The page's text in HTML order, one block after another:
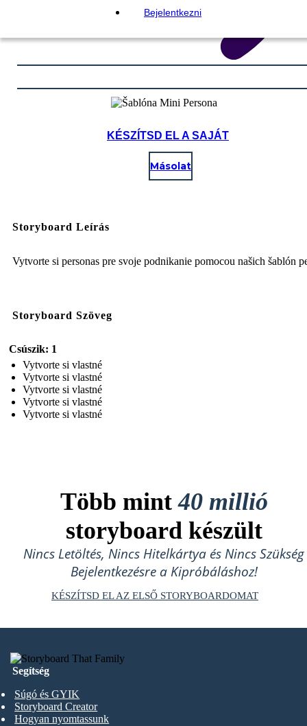
Bejelentkezni
KÉSZÍTSD EL A SAJÁT
Másolat
Storyboard Leírás
Vytvorte si personas pre svoje podnikanie pomocou našich šablón
Storyboard Szöveg
Csúszik: 1
Vytvorte si vlastné
Vytvorte si vlastné
Vytvorte si vlastné
Vytvorte si vlastné
Vytvorte si vlastné
Több mint40 millió
storyboard készült
Nincs Letöltés, Nincs Hitelkártya és Nincs Szükség
Bejelentkezésre a Kipróbáláshoz!
KÉSZÍTSD EL AZ ELSŐ STORYBOARDOMAT
Segítség
Súgó és GYIK
Storyboard Creator
Hogyan nyomtassunk